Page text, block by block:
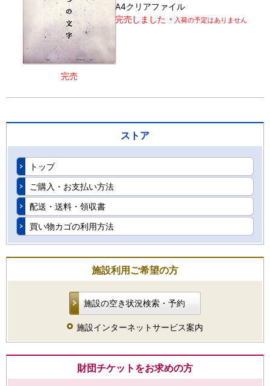
完売
A4クリアファイル
完売しました ＊入荷の予定はありません
ストア
トップ
ご購入・お支払い方法
配送・送料・領収書
買い物カゴの利用方法
施設利用ご希望の方
施設の空き状況検索・予約
施設インターネットサービス案内
財団チケットをお求めの方